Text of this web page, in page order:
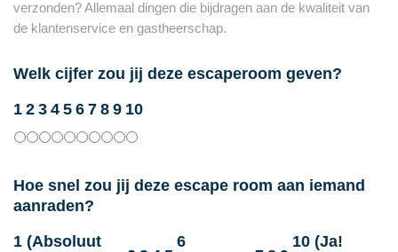
verzonden? Allemaal dingen die bijdragen aan de kwaliteit van
de klantenservice en gastheerschap.
Welk cijfer zou jij deze escaperoom geven?
1 2 3 4 5 6 7 8 9 10
Hoe snel zou jij deze escape room aan iemand
aanraden?
1 (Absoluut
6
10 (Ja!